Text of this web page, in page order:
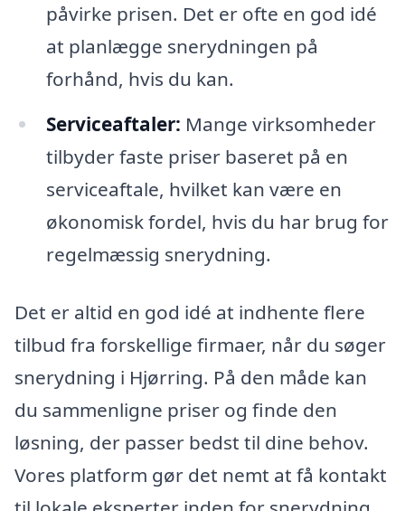
påvirke prisen. Det er ofte en god idé
at planlægge snerydningen på
forhånd, hvis du kan.
Serviceaftaler: Mange virksomheder
tilbyder faste priser baseret på en
serviceaftale, hvilket kan være en
økonomisk fordel, hvis du har brug for
regelmæssig snerydning.
Det er altid en god idé at indhente flere
tilbud fra forskellige firmaer, når du søger
snerydning i Hjørring. På den måde kan
du sammenligne priser og finde den
løsning, der passer bedst til dine behov.
Vores platform gør det nemt at få kontakt